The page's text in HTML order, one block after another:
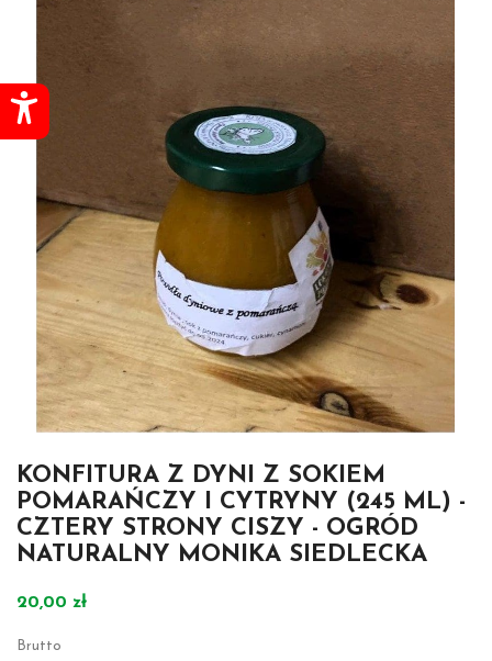
KONFITURA Z DYNI Z SOKIEM
POMARAŃCZY I CYTRYNY (245 ML) -
CZTERY STRONY CISZY - OGRÓD
NATURALNY MONIKA SIEDLECKA
20,00 zł
Brutto